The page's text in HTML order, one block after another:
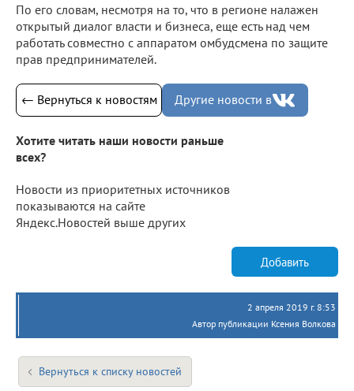
По его словам, несмотря на то, что в регионе налажен
открытый диалог власти и бизнеса, еще есть над чем
работать совместно с аппаратом омбудсмена по защите
прав предпринимателей.
← Вернуться к новостям Другие новости в
Хотите читать наши новости раньше
всех?
Новости из приоритетных источников
показываются на сайте
Яндекс.Новостей выше других
Добавить
2 апреля 2019 г. 8:53
Автор публикации Ксения Волкова
Вернуться к списку новостей